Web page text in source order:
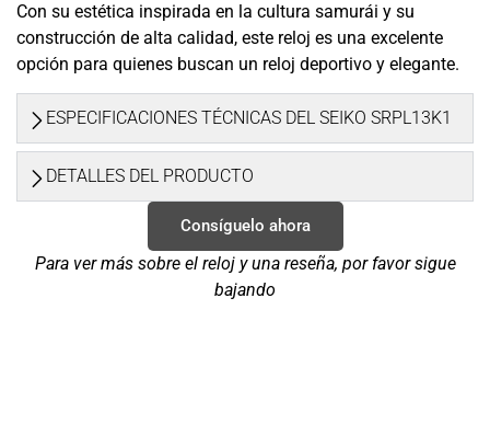
Con su estética inspirada en la cultura samurái y su
construcción de alta calidad, este reloj es una excelente
opción para quienes buscan un reloj deportivo y elegante.
ESPECIFICACIONES TÉCNICAS DEL SEIKO SRPL13K1
DETALLES DEL PRODUCTO
Consíguelo ahora
Para ver más sobre el reloj y una reseña, por favor sigue
bajando